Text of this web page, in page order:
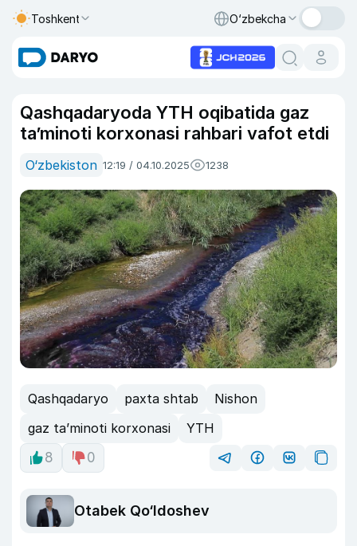
Toshkent O‘zbekcha
Qashqadaryoda YTH oqibatida gaz
ta’minoti korxonasi rahbari vafot etdi
O‘zbekiston 12:19 / 04.10.2025 1238
Qashqadaryo paxta shtab
Nishon
gaz ta’minoti korxonasi
YTH
8
0
Otabek Qo‘ldoshev